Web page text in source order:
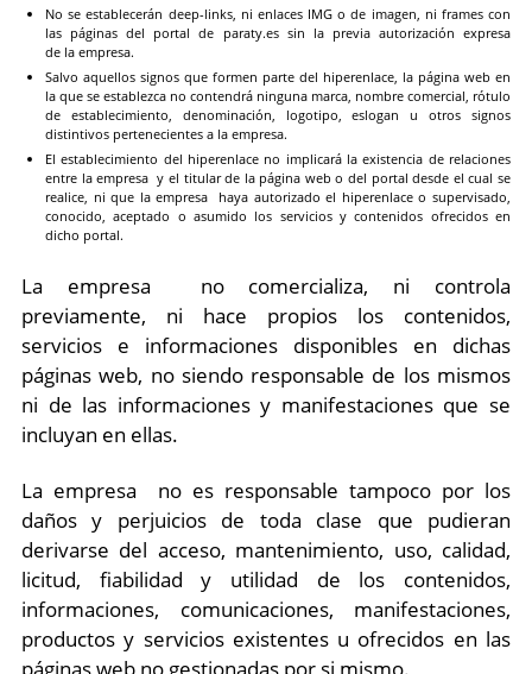
No se establecerán deep-links, ni enlaces IMG o de imagen, ni frames con
las páginas del portal de paraty.es sin la previa autorización expresa
de la empresa.
Salvo aquellos signos que formen parte del hiperenlace, la página web en
la que se establezca no contendrá ninguna marca, nombre comercial, rótulo
de establecimiento, denominación, logotipo, eslogan u otros signos
distintivos pertenecientes a la empresa.
El establecimiento del hiperenlace no implicará la existencia de relaciones
entre la empresa y el titular de la página web o del portal desde el cual se
realice, ni que la empresa haya autorizado el hiperenlace o supervisado,
conocido, aceptado o asumido los servicios y contenidos ofrecidos en
dicho portal.
La empresa no comercializa, ni controla
previamente, ni hace propios los contenidos,
servicios e informaciones disponibles en dichas
páginas web, no siendo responsable de los mismos
ni de las informaciones y manifestaciones que se
incluyan en ellas.
La empresa no es responsable tampoco por los
daños y perjuicios de toda clase que pudieran
derivarse del acceso, mantenimiento, uso, calidad,
licitud, fiabilidad y utilidad de los contenidos,
informaciones, comunicaciones, manifestaciones,
productos y servicios existentes u ofrecidos en las